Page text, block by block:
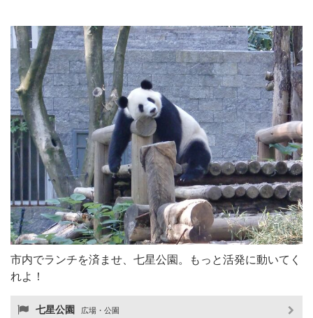
市内でランチを済ませ、七星公園。もっと活発に動いてく
れよ！
七星公園 広場・公園